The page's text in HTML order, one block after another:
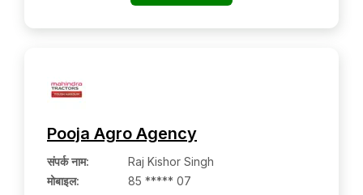
Pooja Agro Agency
संपर्क नाम:
Raj Kishor Singh
मोबाइल:
85 ***** 07